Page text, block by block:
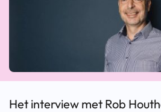
Het interview met Rob